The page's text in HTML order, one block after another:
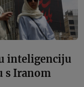
inteligenciju
s Iranom